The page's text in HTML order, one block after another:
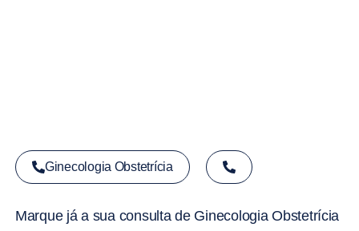
Ginecologia Obstetrícia
Marque já a sua consulta de Ginecologia Obstetrícia